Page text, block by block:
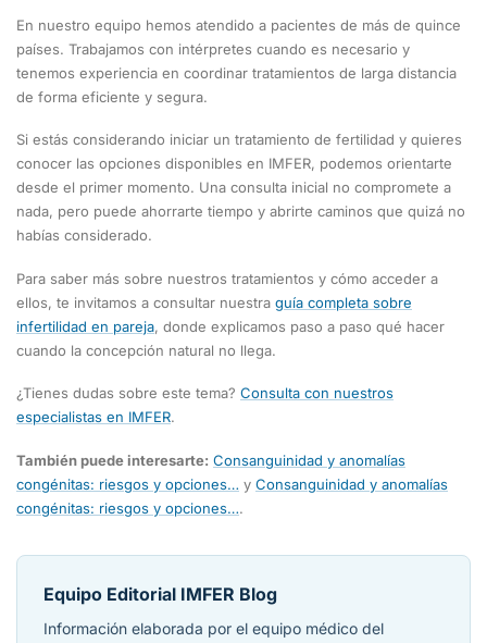
En nuestro equipo hemos atendido a pacientes de más de quince
países. Trabajamos con intérpretes cuando es necesario y
tenemos experiencia en coordinar tratamientos de larga distancia
de forma eficiente y segura.
Si estás considerando iniciar un tratamiento de fertilidad y quieres
conocer las opciones disponibles en IMFER, podemos orientarte
desde el primer momento. Una consulta inicial no compromete a
nada, pero puede ahorrarte tiempo y abrirte caminos que quizá no
habías considerado.
Para saber más sobre nuestros tratamientos y cómo acceder a
ellos, te invitamos a consultar nuestra guía completa sobre
infertilidad en pareja, donde explicamos paso a paso qué hacer
cuando la concepción natural no llega.
¿Tienes dudas sobre este tema? Consulta con nuestros
especialistas en IMFER.
También puede interesarte: Consanguinidad y anomalías
congénitas: riesgos y opciones… y Consanguinidad y anomalías
congénitas: riesgos y opciones….
Equipo Editorial IMFER Blog
Información elaborada por el equipo médico del